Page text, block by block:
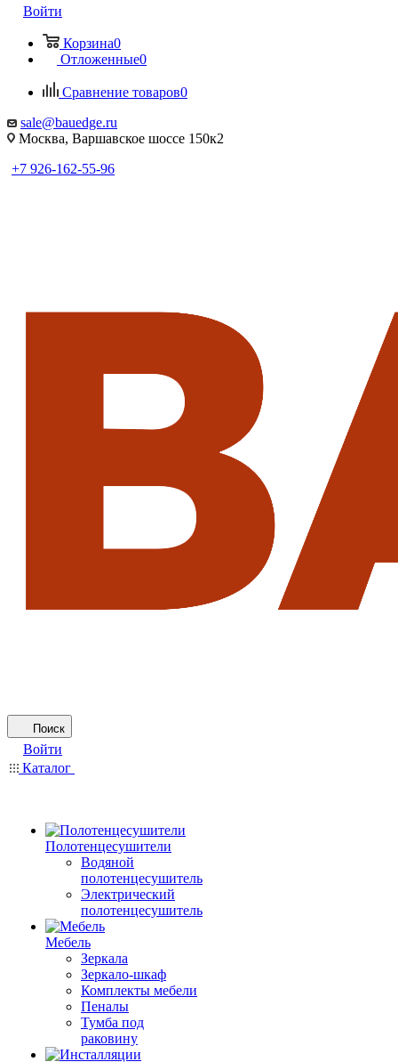
Войти
Корзина0
Отложенные0
Сравнение товаров0
sale@bauedge.ru
Москва, Варшавское шоссе 150к2
+7 926-162-55-96
Поиск
Войти
Каталог
Полотенцесушители
Водяной
полотенцесушитель
Электрический
полотенцесушитель
Мебель
Зеркала
Зеркало-шкаф
Комплекты мебели
Пеналы
Тумба под
раковину